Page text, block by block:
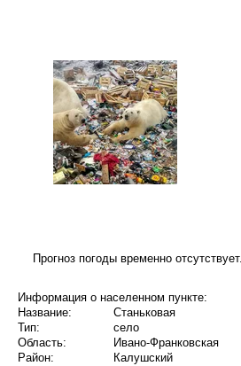
Прогноз погоды временно отсутствует.
Информация о населенном пункте:
Название:
Станьковая
Тип:
село
Область:
Ивано-Франковская
Район:
Калушский